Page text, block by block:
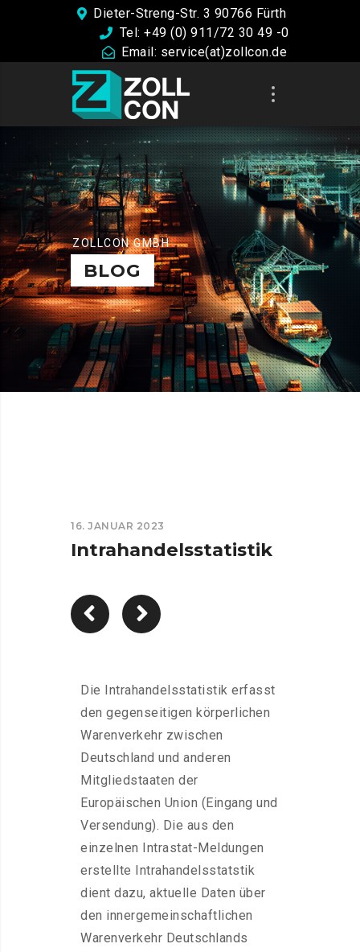
Dieter-Streng-Str. 3 90766 Fürth
Tel: +49 (0) 911/72 30 49 -0
Email: service(at)zollcon.de
ZOLLCON GMBH
BLOG
16. JANUAR 2023
Intrahandelsstatistik
Die Intrahandelsstatistik erfasst
den gegenseitigen körperlichen
Warenverkehr zwischen
Deutschland und anderen
Mitgliedstaaten der
Europäischen Union (Eingang und
Versendung). Die aus den
einzelnen Intrastat-Meldungen
erstellte Intrahandelsstatstik
dient dazu, aktuelle Daten über
den innergemeinschaftlichen
Warenverkehr Deutschlands